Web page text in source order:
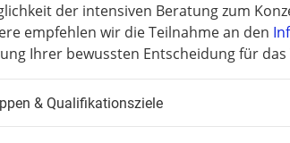
der intensiven Beratung zum
empfehlen wir die Teilnahme an den
Ihrer bewussten Entscheidung für
& Qualifikationsziele